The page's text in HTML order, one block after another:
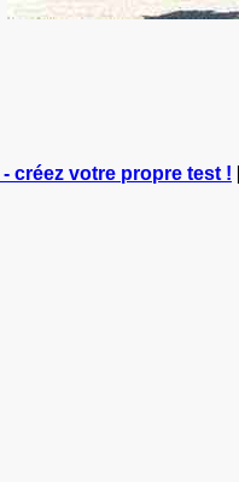
créez votre propre test !